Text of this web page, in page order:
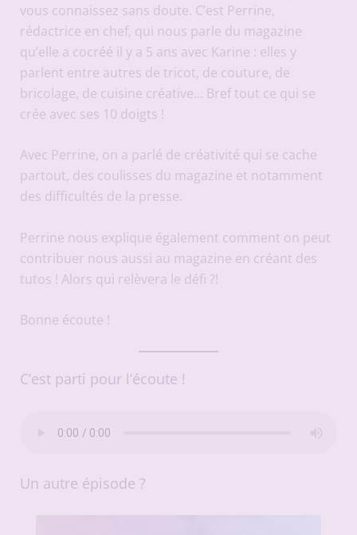
vous connaissez sans doute. C’est Perrine,
rédactrice en chef, qui nous parle du magazine
qu’elle a cocréé il y a 5 ans avec Karine : elles y
parlent entre autres de tricot, de couture, de
bricolage, de cuisine créative… Bref tout ce qui se
crée avec ses 10 doigts !
Avec Perrine, on a parlé de créativité qui se cache
partout, des coulisses du magazine et notamment
des difficultés de la presse.
Perrine nous explique également comment on peut
contribuer nous aussi au magazine en créant des
tutos ! Alors qui relèvera le défi ?!
Bonne écoute !
C’est parti pour l’écoute !
Un autre épisode ?